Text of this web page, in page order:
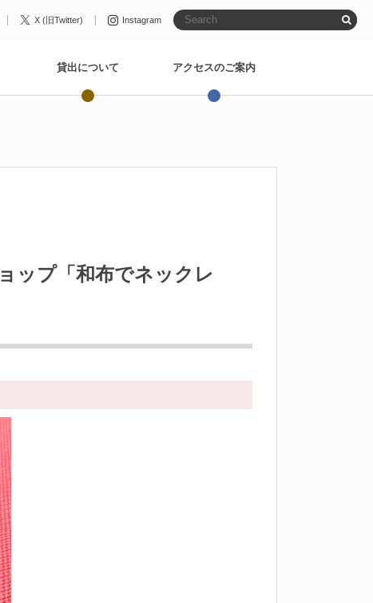
X (旧Twitter) Instagram
貸出について アクセスのご案内
ップ「和布でネックレ